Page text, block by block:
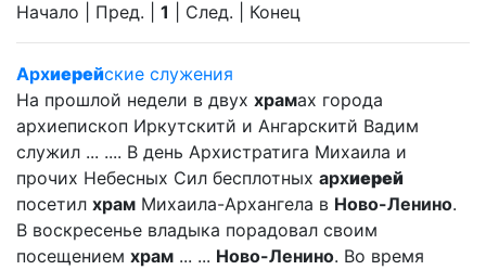
Начало | Пред. | 1 | След. | Конец
Архиерейские служения
На прошлой недели в двух храмах города
архиепископ Иркутскитй и Ангарскитй Вадим
служил ... .... В день Архистратига Михаила и
прочих Небесных Сил бесплотных архиерей
посетил храм Михаила-Архангела в Ново-Ленино.
В воскресенье владыка порадовал своим
посещением храм ... ... Ново-Ленино. Во время